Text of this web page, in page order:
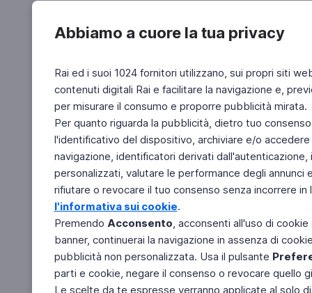
Abbiamo a cuore la tua privacy
Rai ed i suoi 1024 fornitori utilizzano, sui propri siti
contenuti digitali Rai e facilitare la navigazione e,
per misurare il consumo e proporre pubblicità mirata.
Per quanto riguarda la pubblicità, dietro tuo
l'identificativo del dispositivo, archiviare e/o
navigazione, identificatori derivati
personalizzati, valutare le performance degli
rifiutare o revocare il tuo consenso senza incorrere
l'informativa sui cookie.
Premendo Acconsento, acconsenti all'uso di
banner, continuerai la navigazione in assenza di
pubblicità non personalizzata. Usa il pulsante
parti e cookie, negare il consenso o revocare quello
Le scelte da te espresse verranno applicate al solo